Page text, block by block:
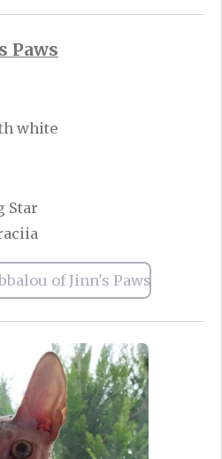
Paws
white
Star
of Jinn's Paws